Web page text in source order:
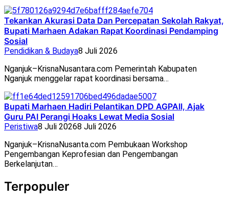
Tekankan Akurasi Data Dan Percepatan Sekolah Rakyat,
Bupati Marhaen Adakan Rapat Koordinasi Pendamping
Sosial
Pendidikan & Budaya8 Juli 2026
Nganjuk–KrisnaNusantara.com Pemerintah Kabupaten
Nganjuk menggelar rapat koordinasi bersama…
Bupati Marhaen Hadiri Pelantikan DPD AGPAII, Ajak
Guru PAI Perangi Hoaks Lewat Media Sosial
Peristiwa8 Juli 20268 Juli 2026
Nganjuk–KrisnaNusanta.com Pembukaan Workshop
Pengembangan Keprofesian dan Pengembangan
Berkelanjutan…
Terpopuler